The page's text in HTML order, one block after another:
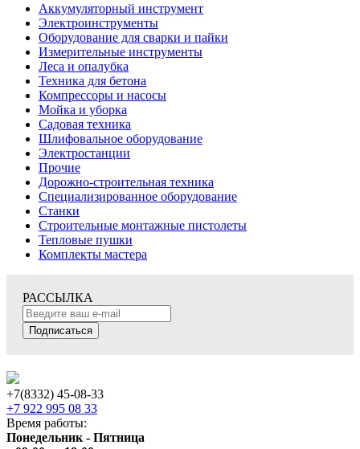
Аккумуляторный инструмент
Электроинструменты
Оборудование для сварки и пайки
Измерительные инструменты
Леса и опалубка
Техника для бетона
Компрессоры и насосы
Мойка и уборка
Садовая техника
Шлифовальное оборудование
Электростанции
Прочие
Дорожно-строительная техника
Специализированное оборудование
Станки
Строительные монтажные пистолеты
Тепловые пушки
Комплекты мастера
РАССЫЛКА
Подписаться
+7(8332) 45-08-33
+7 922 995 08 33
Время работы:
Понедельник - Пятница